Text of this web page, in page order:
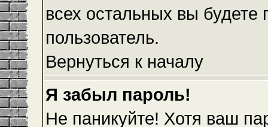
всех остальных вы будете
пользователь.
Вернуться к началу
Я забыл пароль!
Не паникуйте! Хотя ваш